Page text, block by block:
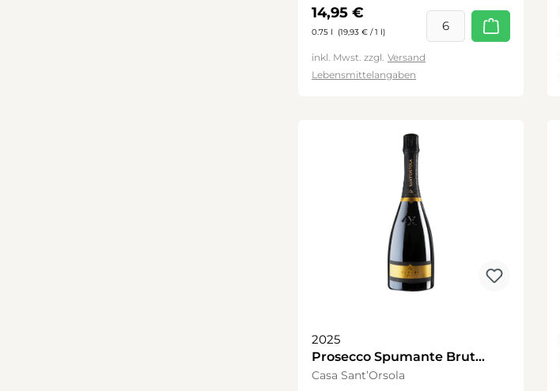
Regulärer Preis:
14,95 €
0.75 l (19,93 € / 1 l)
inkl. Mwst. zzgl. Versand
Lebensmittelangaben
2025
Prosecco Spumante Brut
Millesimato DOC
Casa Sant’Orsola